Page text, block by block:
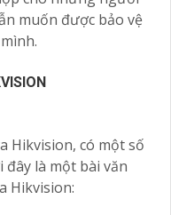
muốn được bảo vệ
Hikvision, có một số
đây là một bài văn
Hikvision: